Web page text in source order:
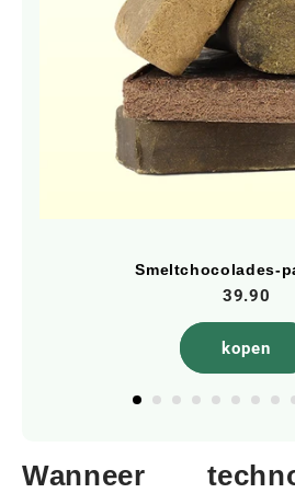
Smeltchocolades-
39.90
kopen
Wanneer